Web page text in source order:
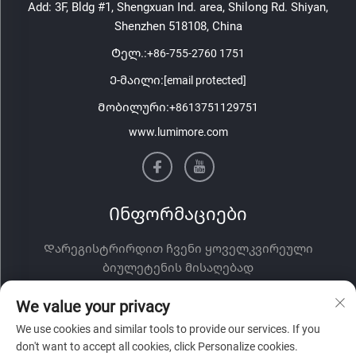
Add: 3F, Bldg #1, Shengxuan Ind. area, Shilong Rd. Shiyan,
Shenzhen 518108, China
Ტელ.:+86-755-2760 1751
Ე-მაილი:[email protected]
Მობილური:+8613751129751
www.lumimore.com
Ინფორმაციები
Დარეგისტრირდით ჩვენი ყოველკვირეული
ბიულეტენის მისაღებად
We value your privacy
We use cookies and similar tools to provide our services. If you
don't want to accept all cookies, click Personalize cookies.